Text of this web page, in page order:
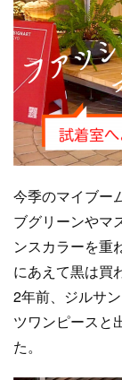
今季のマイブー
ブグリーンやマ
ンスカラーを重
にあえて黒は買
2年前、ジルサ
ツワンピースと
た。